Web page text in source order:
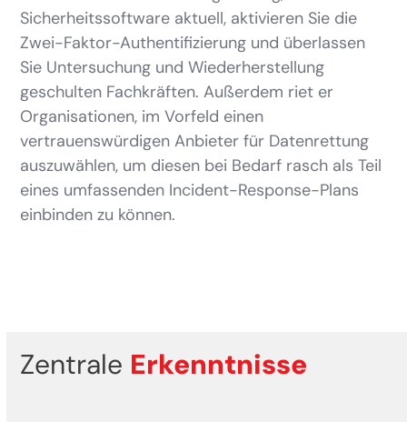
Sicherheitssoftware aktuell, aktivieren Sie die
Zwei-Faktor-Authentifizierung und überlassen
Sie Untersuchung und Wiederherstellung
geschulten Fachkräften. Außerdem riet er
Organisationen, im Vorfeld einen
vertrauenswürdigen Anbieter für Datenrettung
auszuwählen, um diesen bei Bedarf rasch als Teil
eines umfassenden Incident-Response-Plans
einbinden zu können.
Zentrale Erkenntnisse